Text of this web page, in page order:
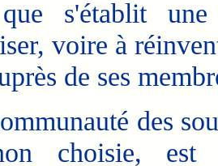
s'établit
voire à
de ses
des
choisie,